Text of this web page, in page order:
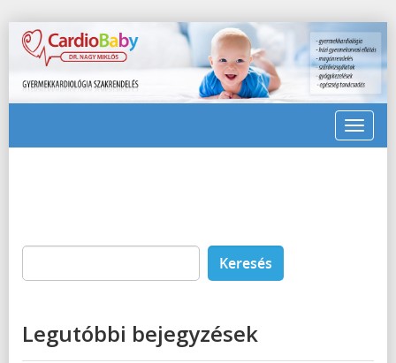
Toggle
Keresés:
Legutóbbi bejegyzések